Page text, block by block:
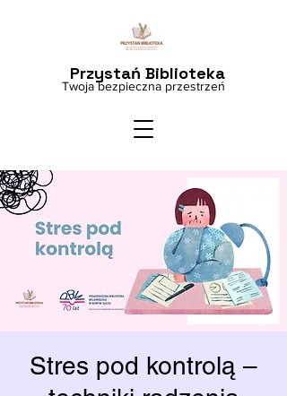
Twoja bezpieczna przestrzeń
Przystań Biblioteka
Stres pod kontrolą –